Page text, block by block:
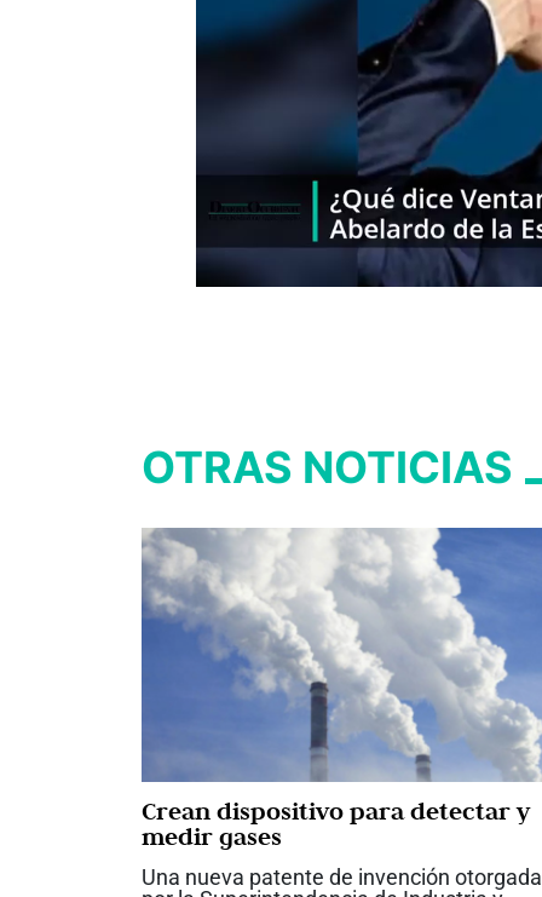
OTRAS NOTICIAS
Crean dispositivo para detectar y
medir gases
Una nueva patente de invención otorgada